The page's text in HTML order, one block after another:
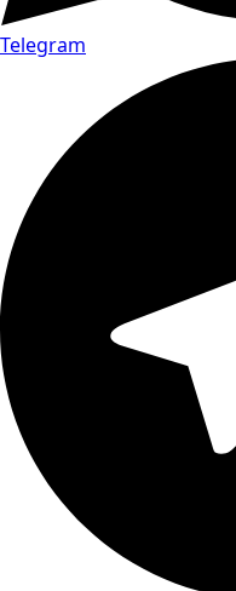
Telegram